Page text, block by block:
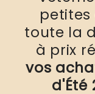
toute la
à prix
vos
d'Été